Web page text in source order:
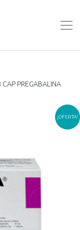
CAP PREGABALINA
¡OFERTA!